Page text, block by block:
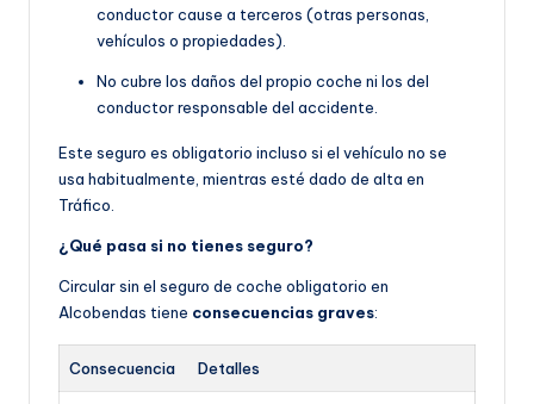
conductor cause a terceros (otras personas,
vehículos o propiedades).
No cubre los daños del propio coche ni los del
conductor responsable del accidente.
Este seguro es obligatorio incluso si el vehículo no se
usa habitualmente, mientras esté dado de alta en
Tráfico.
¿Qué pasa si no tienes seguro?
Circular sin el seguro de coche obligatorio en
Alcobendas tiene consecuencias graves:
Consecuencia Detalles